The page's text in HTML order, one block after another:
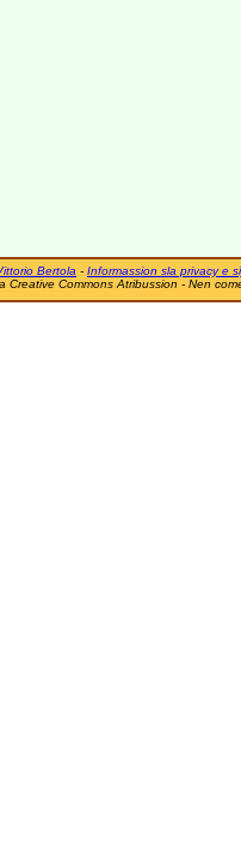
Bertola - Informassion sla privacy e
Creative Commons Atribussion - Nen